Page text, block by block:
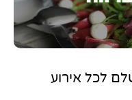
לכל אירוע